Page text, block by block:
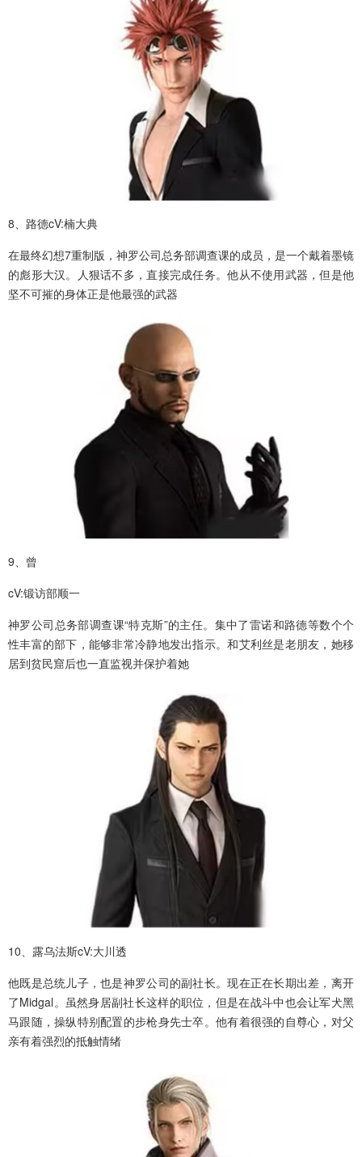
8、路德cV:楠大典
在最终幻想7重制版，神罗公司总务部调查课的成员，是一个戴着墨镜
的彪形大汉。人狠话不多，直接完成任务。他从不使用武器，但是他
坚不可摧的身体正是他最强的武器
9、曾
cV:锻访部顺一
神罗公司总务部调查课“特克斯”的主任。集中了雷诺和路德等数个个
性丰富的部下，能够非常冷静地发出指示。和艾利丝是老朋友，她移
居到贫民窟后也一直监视并保护着她
10、露乌法斯cV:大川透
他既是总统儿子，也是神罗公司的副社长。现在正在长期出差，离开
了Midgal。虽然身居副社长这样的职位，但是在战斗中也会让军犬黑
马跟随，操纵特别配置的步枪身先士卒。他有着很强的自尊心，对父
亲有着强烈的抵触情绪